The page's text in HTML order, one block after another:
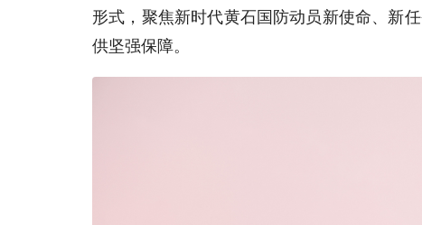
形式，聚焦新时代黄石国防动员新使命、新
供坚强保障。